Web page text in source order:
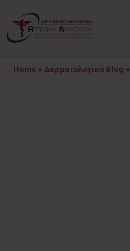
Home » Δερματολογικό Blog »